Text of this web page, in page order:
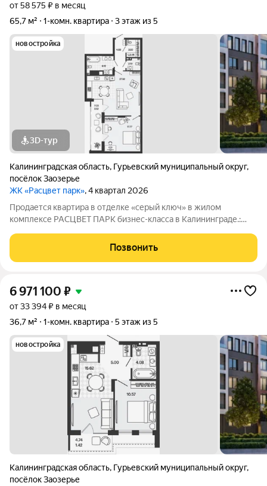
от 58 575 ₽ в месяц
65,7 м²
1-комн. квартира 3 этаж из 5
новостройка
3D-тур
Калининградская область, Гурьевский муниципальный округ,
посёлок Заозерье
ЖК «Расцвет парк», 4 квартал 2026
Продается квартира в отделке «серый ключ» в жилом
комплексе РАСЦВЕТ ПАРК бизнес-класса в Калининграде.:
Виды на озеро и природу благодаря панорамному остеклению.
Продуманная
Позвонить
6 971 100 ₽
от 33 394 ₽ в месяц
36,7 м²
1-комн. квартира 5 этаж из 5
новостройка
Калининградская область, Гурьевский муниципальный округ,
посёлок Заозерье